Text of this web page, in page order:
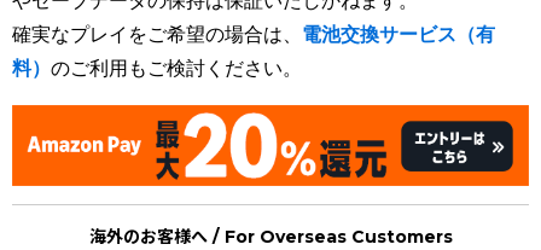
確実なプレイをご希望の場合は、 電池交換サービス（有
料） のご利用もご検討ください。
海外のお客様へ / For Overseas Customers